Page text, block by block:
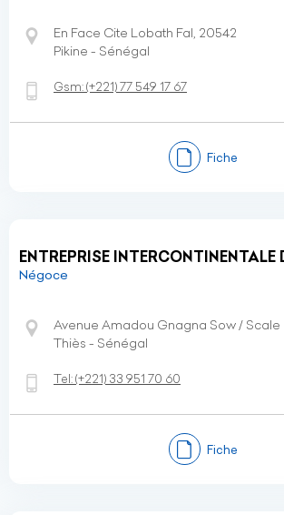
En Face Cite Lobath Fal, 20542
Pikine - Sénégal
Gsm:(+221)77 549 17 67
Fiche
ENTREPRISE INTERCONTINENTALE
Négoce
Avenue Amadou Gnagna Sow / Scale
Thiès - Sénégal
Tel:(+221) 33 951 70 60
Fiche